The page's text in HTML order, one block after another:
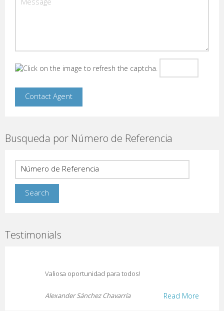
Busqueda por Número de Referencia
Testimonials
Valiosa oportunidad para todos!
Read More
Alexander Sánchez Chavarría